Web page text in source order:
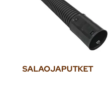
SALAOJAPUTKET